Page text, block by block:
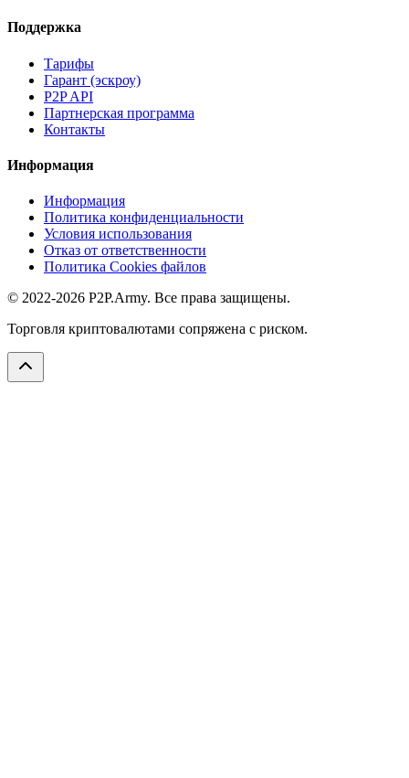
Поддержка
Тарифы
Гарант (эскроу)
P2P API
Партнерская программа
Контакты
Информация
Информация
Политика конфиденциальности
Условия использования
Отказ от ответственности
Политика Cookies файлов
© 2022-2026 P2P.Army. Все права защищены.
Торговля криптовалютами сопряжена с риском.